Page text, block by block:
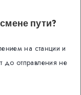
пути?
на станции и
до отправления не